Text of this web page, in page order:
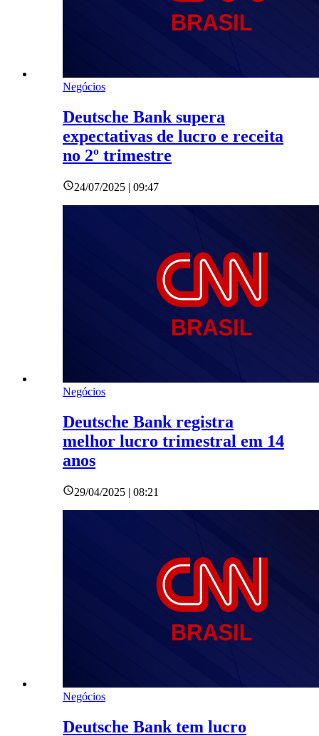
Negócios
Deutsche Bank supera
expectativas de lucro e receita
no 2º trimestre
24/07/2025 | 09:47
Negócios
Deutsche Bank registra
melhor lucro trimestral em 14
anos
29/04/2025 | 08:21
Negócios
Deutsche Bank tem lucro